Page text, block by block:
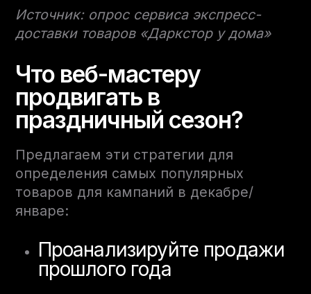
Источник: опрос сервиса экспресс-
доставки товаров «Даркстор у дома»
Что веб-мастеру
продвигать в
праздничный сезон?
Предлагаем эти стратегии для
определения самых популярных
товаров для кампаний в декабре/
январе:
Проанализируйте продажи
прошлого года